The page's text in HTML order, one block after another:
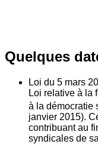
Quelques
Loi du 5 mars
Loi relative à la
à la démocratie
janvier 2015).
contribuant au
syndicales de